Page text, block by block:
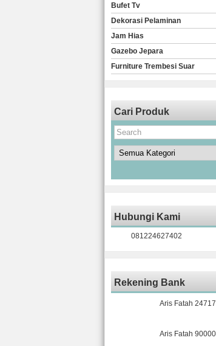
Bufet Tv
Dekorasi Pelaminan
Jam Hias
Gazebo Jepara
Furniture Trembesi Suar
Cari Produk
Hubungi Kami
081224627402
Rekening Bank
Aris Fatah
Aris Fatah